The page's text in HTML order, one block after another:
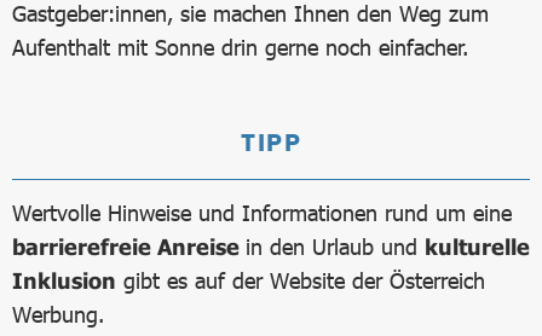
Gastgeber:innen, sie machen Ihnen den Weg zum
Aufenthalt mit Sonne drin gerne noch einfacher.
TIPP
Wertvolle Hinweise und Informationen rund um eine
barrierefreie Anreise in den Urlaub und kulturelle
Inklusion gibt es auf der Website der Österreich
Werbung.